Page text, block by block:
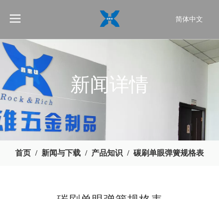
简体中文
新闻详情
首页 / 新闻与下载 / 产品知识 / 碳刷单眼弹簧规格表